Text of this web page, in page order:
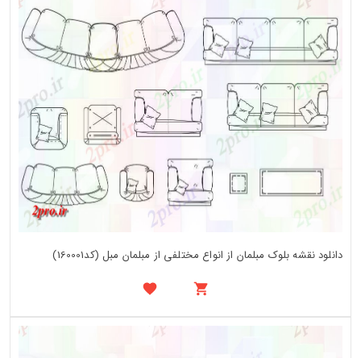
دانلود نقشه بلوک مبلمان از انواع مختلفی از مبلمان مبل (کد160001)